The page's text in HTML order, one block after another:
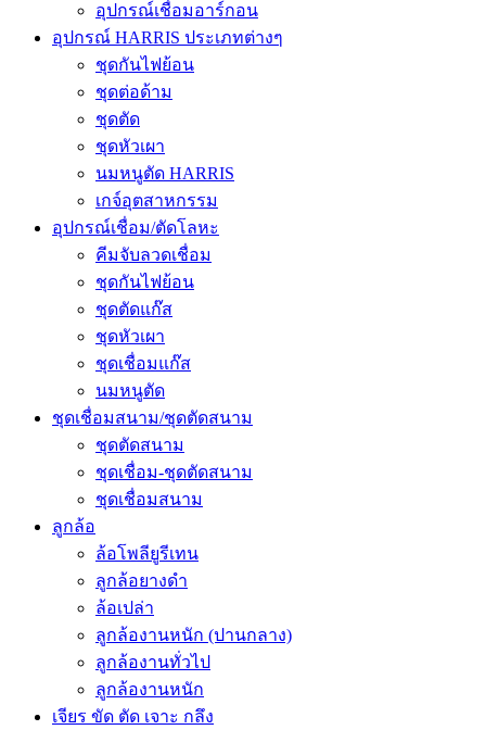
อุปกรณ์เชื่อมอาร์กอน
อุปกรณ์ HARRIS ประเภทต่างๆ
ชุดกันไฟย้อน
ชุดต่อด้าม
ชุดตัด
ชุดหัวเผา
นมหนูตัด HARRIS
เกจ์อุตสาหกรรม
อุปกรณ์เชื่อม/ตัดโลหะ
คีมจับลวดเชื่อม
ชุดกันไฟย้อน
ชุดตัดแก๊ส
ชุดหัวเผา
ชุดเชื่อมแก๊ส
นมหนูตัด
ชุดเชื่อมสนาม/ชุดตัดสนาม
ชุดตัดสนาม
ชุดเชื่อม-ชุดตัดสนาม
ชุดเชื่อมสนาม
ลูกล้อ
ล้อโพลียูรีเทน
ลูกล้อยางดำ
ล้อเปล่า
ลูกล้องานหนัก (ปานกลาง)
ลูกล้องานทั่วไป
ลูกล้องานหนัก
เจียร ขัด ตัด เจาะ กลึง